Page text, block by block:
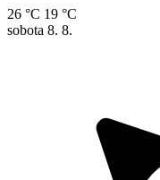
26 °C 19 °C
sobota 8. 8.